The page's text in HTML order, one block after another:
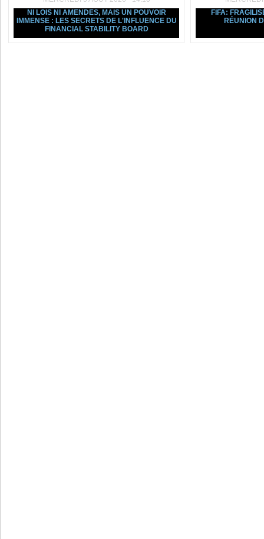
NI LOIS NI AMENDES, MAIS UN POUVOIR
IMMENSE : LES SECRETS DE L'INFLUENCE DU
FINANCIAL STABILITY BOARD
FIFA:
RÉUNION